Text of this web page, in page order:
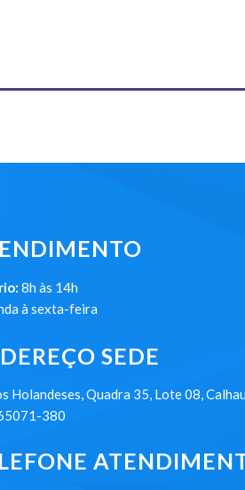
8h às 14h
à sexta-feira
SEDE
Holandeses, Quadra 35, Lote 08,
380